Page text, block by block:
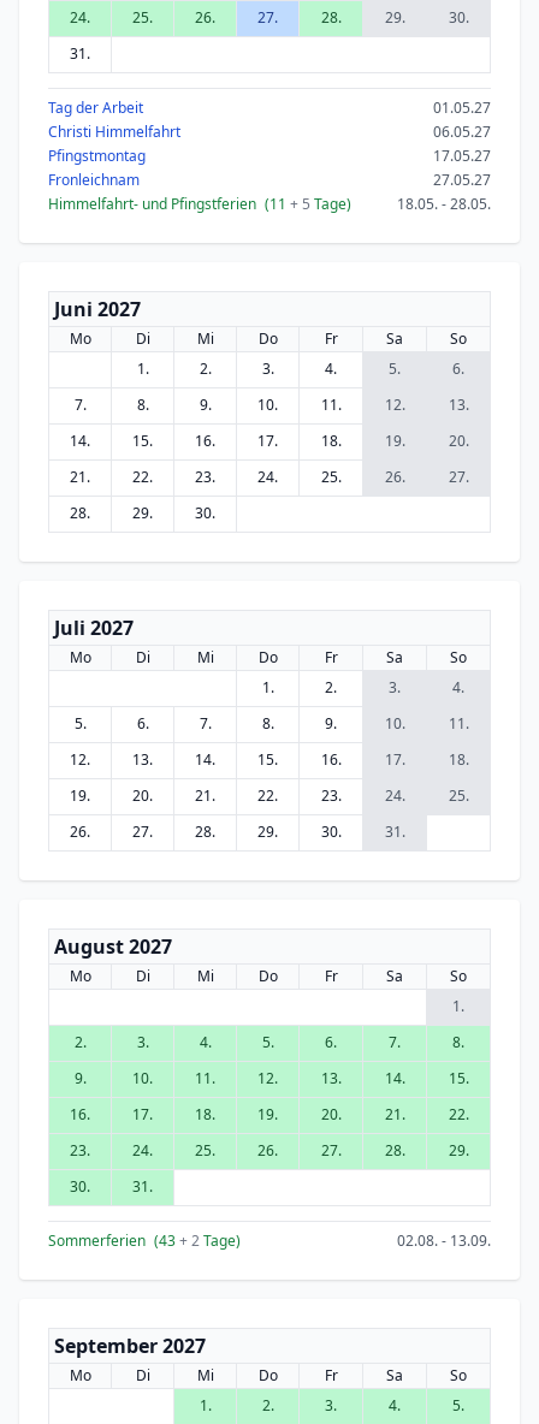
24. 25. 26. 27. 28. 29.
30.
31.
Tag der Arbeit
01.05.27
Christi Himmelfahrt
06.05.27
Pfingstmontag
17.05.27
Fronleichnam
27.05.27
Himmelfahrt- und Pfingstferien (11 + 5 Tage) 18.05. - 28.05.
Juni 2027
Mo Di Mi Do Fr Sa
So
1.
2. 3. 4. 5.
6.
7.
8. 9. 10. 11. 12.
13.
14.
15. 16. 17. 18. 19.
20.
21.
22. 23. 24. 25. 26.
27.
28.
29. 30.
Juli 2027
Mo Di Mi Do Fr Sa
So
1.
2. 3.
4.
5.
6. 7. 8. 9. 10.
11.
12.
13. 14. 15. 16. 17.
18.
19.
20. 21. 22. 23. 24.
25.
26.
27. 28. 29. 30. 31.
August 2027
Mo Di Mi Do Fr Sa
So
1.
2.
3. 4. 5. 6. 7.
8.
9.
10. 11. 12. 13. 14.
15.
16.
17. 18. 19. 20. 21.
22.
23.
24. 25. 26. 27. 28.
29.
30.
31.
Sommerferien (43+ 2Tage) 02.08. - 13.09.
September 2027
Mo Di Mi Do Fr Sa
So
1.
2. 3. 4.
5.